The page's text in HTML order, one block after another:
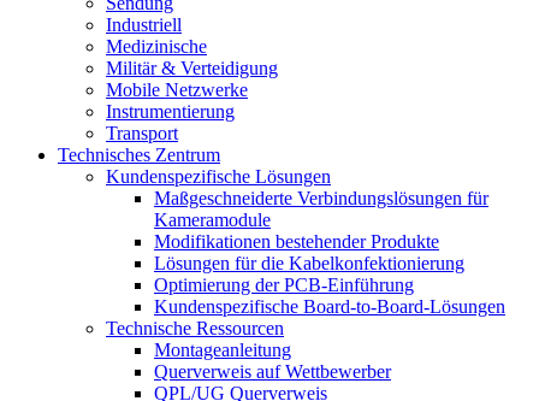
Industriell
Medizinische
Militär & Verteidigung
Mobile Netzwerke
Instrumentierung
Transport
Technisches Zentrum
Kundenspezifische Lösungen
Maßgeschneiderte Verbindungslösungen für
Kameramodule
Modifikationen bestehender Produkte
Lösungen für die Kabelkonfektionierung
Optimierung der PCB-Einführung
Kundenspezifische Board-to-Board-Lösungen
Technische Ressourcen
Montageanleitung
Querverweis auf Wettbewerber
QPL/UG Querverweis